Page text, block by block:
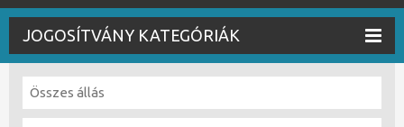
JOGOSÍTVÁNY KATEGÓRIÁK